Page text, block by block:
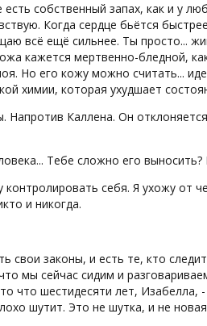
собственный запах, как и у
Когда сердце бьётся
всё ещё сильнее. Ты просто...
кажется мертвенно-бледной,
Но его кожу можно считать...
химии, которая ухудшает
Напротив Каллена. Он
Тебе сложно его
себя. Я ухожу от
и никогда.
свои законы, и есть те, кто
мы сейчас сидим и
что шестидесяти лет, Изабелла,
шутит. Это не шутка, и не